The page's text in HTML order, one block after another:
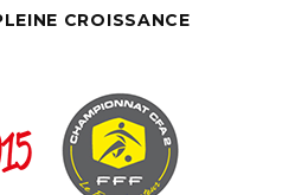
CROISSANCE